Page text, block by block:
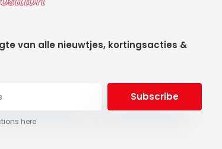
van alle nieuwtjes, kortingsacties &
Subscribe
here